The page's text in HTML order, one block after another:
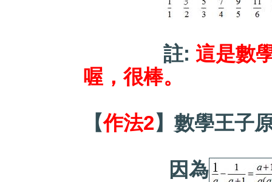
註: 這是數
喔，很棒。
【作法2】數學王子
因為